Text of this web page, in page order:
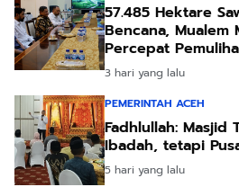
57.485 Hektare
Bencana, Mualem
Percepat
3 hari yang lalu
PEMERINTAH ACEH
Fadhlullah: Masjid
Ibadah, tetapi
5 hari yang lalu